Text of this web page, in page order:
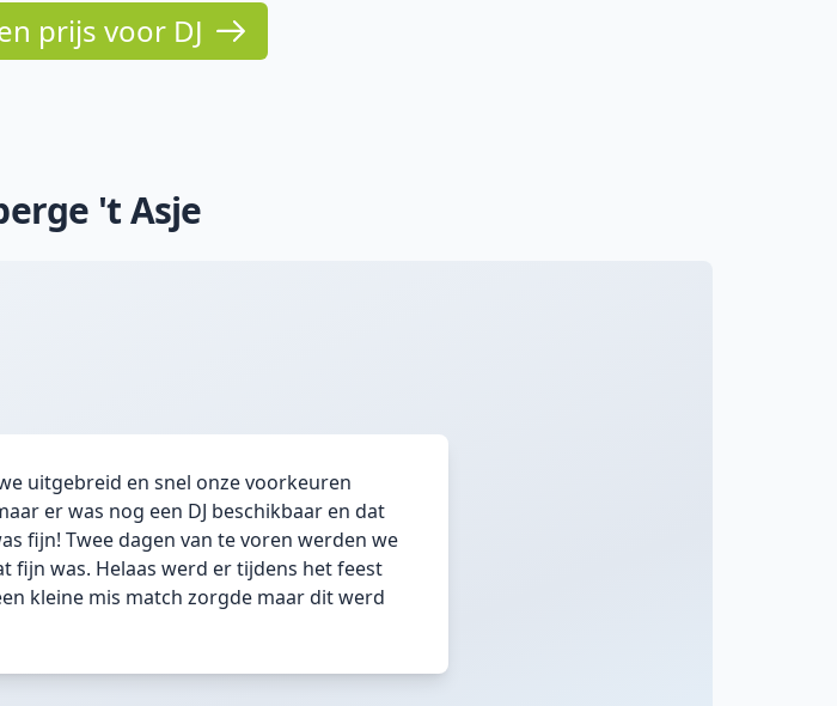
prijs voor DJ
't Asje
uitgebreid en snel onze voorkeuren
er was nog een DJ beschikbaar en dat
fijn! Twee dagen van te voren werden we
fijn was. Helaas werd er tijdens het feest
kleine mis match zorgde maar dit werd